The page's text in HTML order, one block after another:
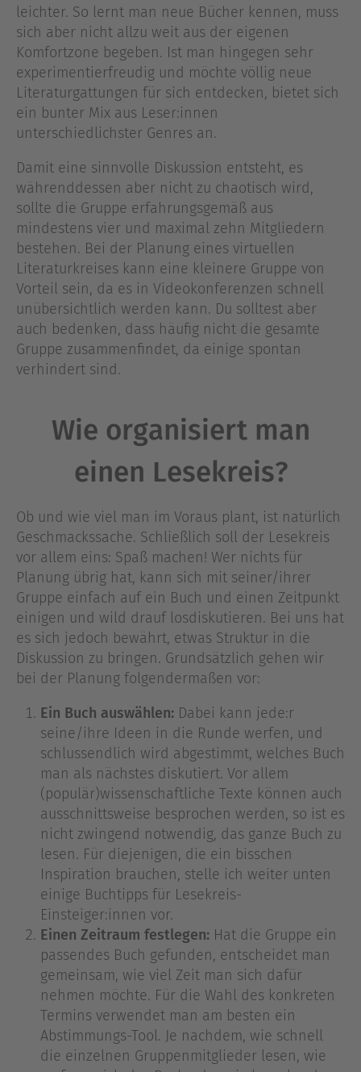
leichter. So lernt man neue Bücher kennen, muss
sich aber nicht allzu weit aus der eigenen
Komfortzone begeben. Ist man hingegen sehr
experimentierfreudig und möchte völlig neue
Literaturgattungen für sich entdecken, bietet sich
ein bunter Mix aus Leser:innen
unterschiedlichster Genres an.
Damit eine sinnvolle Diskussion entsteht, es
währenddessen aber nicht zu chaotisch wird,
sollte die Gruppe erfahrungsgemäß aus
mindestens vier und maximal zehn Mitgliedern
bestehen. Bei der Planung eines virtuellen
Literaturkreises kann eine kleinere Gruppe von
Vorteil sein, da es in Videokonferenzen schnell
unübersichtlich werden kann. Du solltest aber
auch bedenken, dass häufig nicht die gesamte
Gruppe zusammenfindet, da einige spontan
verhindert sind.
Wie organisiert man
einen Lesekreis?
Ob und wie viel man im Voraus plant, ist natürlich
Geschmackssache. Schließlich soll der Lesekreis
vor allem eins: Spaß machen! Wer nichts für
Planung übrig hat, kann sich mit seiner/ihrer
Gruppe einfach auf ein Buch und einen Zeitpunkt
einigen und wild drauf losdiskutieren. Bei uns hat
es sich jedoch bewährt, etwas Struktur in die
Diskussion zu bringen. Grundsätzlich gehen wir
bei der Planung folgendermaßen vor:
Ein Buch auswählen: Dabei kann jede:r
seine/ihre Ideen in die Runde werfen, und
schlussendlich wird abgestimmt, welches Buch
man als nächstes diskutiert. Vor allem
(populär)wissenschaftliche Texte können auch
ausschnittsweise besprochen werden, so ist es
nicht zwingend notwendig, das ganze Buch zu
lesen. Für diejenigen, die ein bisschen
Inspiration brauchen, stelle ich weiter unten
einige Buchtipps für Lesekreis-
Einsteiger:innen vor.
Einen Zeitraum festlegen: Hat die Gruppe ein
passendes Buch gefunden, entscheidet man
gemeinsam, wie viel Zeit man sich dafür
nehmen möchte. Für die Wahl des konkreten
Termins verwendet man am besten ein
Abstimmungs-Tool. Je nachdem, wie schnell
die einzelnen Gruppenmitglieder lesen, wie